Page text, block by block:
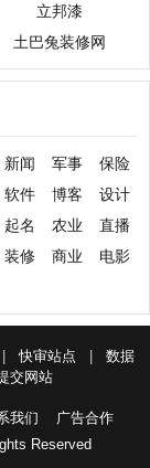
立邦漆
土巴兔装修网
新闻 军事
保险
软件 博客
设计
起名 农业
直播
装修 商业
电影
快审站点
数据
交网站
我们
广告合作
Reserved